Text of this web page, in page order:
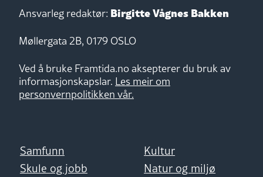
Ansvarleg redaktør: Birgitte Vågnes Bakken
Møllergata 2B, 0179 OSLO
Ved å bruke Framtida.no aksepterer du bruk av
informasjonskapslar. Les meir om
personvernpolitikken vår.
Samfunn
Kultur
Skule og jobb
Natur og miljø